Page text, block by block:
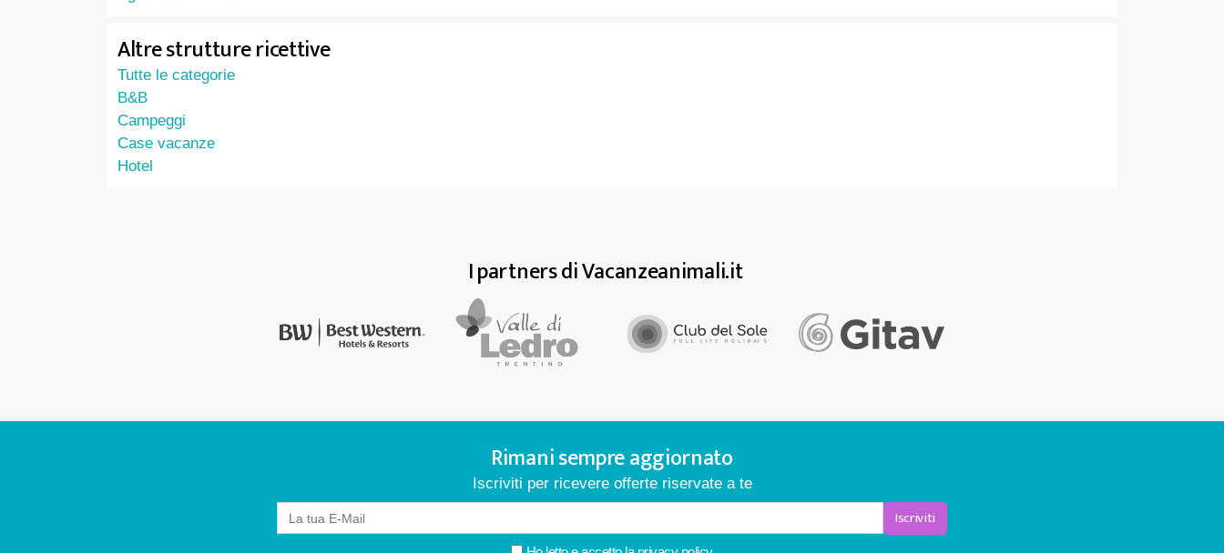
Altre strutture ricettive
Tutte le categorie
B&B
Campeggi
Case vacanze
Hotel
I partners di Vacanzeanimali.it
Rimani sempre aggiornato
Iscriviti per ricevere offerte riservate a te
Iscriviti